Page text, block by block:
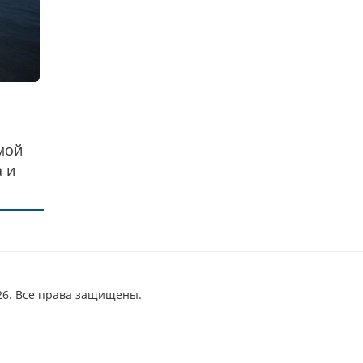
и
Все права защищены.